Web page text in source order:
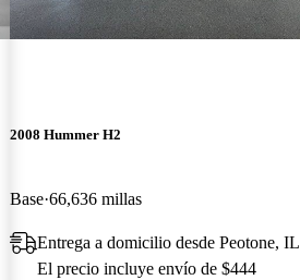
2008 Hummer H2
Base 66,636 millas
Entrega a domicilio desde Peotone, IL
El precio incluye envío de $444